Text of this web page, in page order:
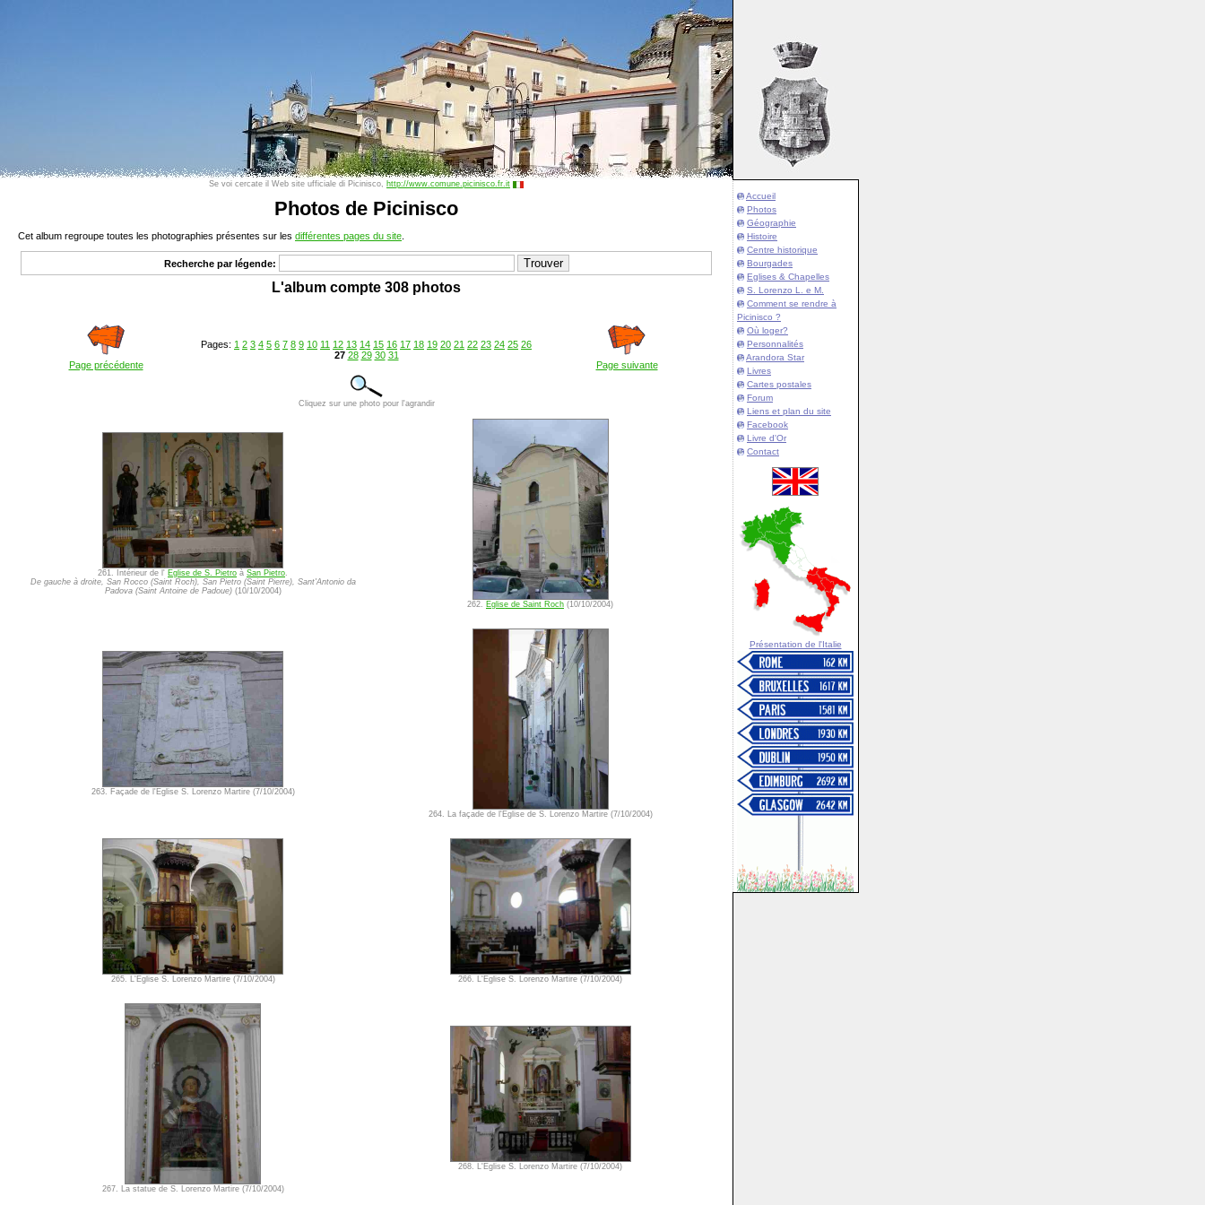
Accueil
Photos
Géographie
Histoire
Centre historique
Bourgades
Eglises & Chapelles
S. Lorenzo L. e M.
Comment se rendre à
Picinisco ?
Où loger?
Personnalités
Arandora Star
Livres
Cartes postales
Forum
Liens et plan du site
Facebook
Livre d'Or
Contact
Présentation de l'Italie
Se voi cercate il Web site ufficiale di Picinisco, http://www.comune.picinisco.fr.it
Photos de Picinisco
Cet album regroupe toutes les photographies présentes sur les différentes pages du site
Recherche par légende:
L'album compte 308 photos
Page précédente
Pages: 1 2 3 4 5 6 7 8 9 10 11 12 13 14 15 16 17 18 19 20 21 22 23 24 25 26
27 28 29 30 31
Page suivante
Cliquez sur une photo pour l'agrandir
261. Intérieur de l' Eglise de S. Pietro à San Pietro.
De gauche à droite, San Rocco (Saint Roch), San Pietro (Saint Pierre), Sant'Antonio da
Padova (Saint Antoine de Padoue)(10/10/2004)
262. Eglise de Saint Roch (10/10/2004)
263. Façade de l'Eglise S. Lorenzo Martire (7/10/2004)
264. La façade de l'Eglise de S. Lorenzo Martire (7/10/2004)
265. L'Eglise S. Lorenzo Martire (7/10/2004) 266. L'Eglise S. Lorenzo Martire (7/10/2004)
267. La statue de S. Lorenzo Martire (7/10/2004)
268. L'Eglise S. Lorenzo Martire (7/10/2004)